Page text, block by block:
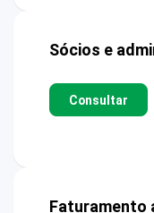
Sócios e
Consultar
Faturamento